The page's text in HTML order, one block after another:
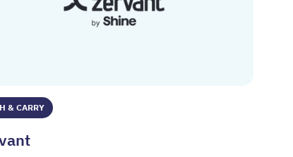
& CARRY